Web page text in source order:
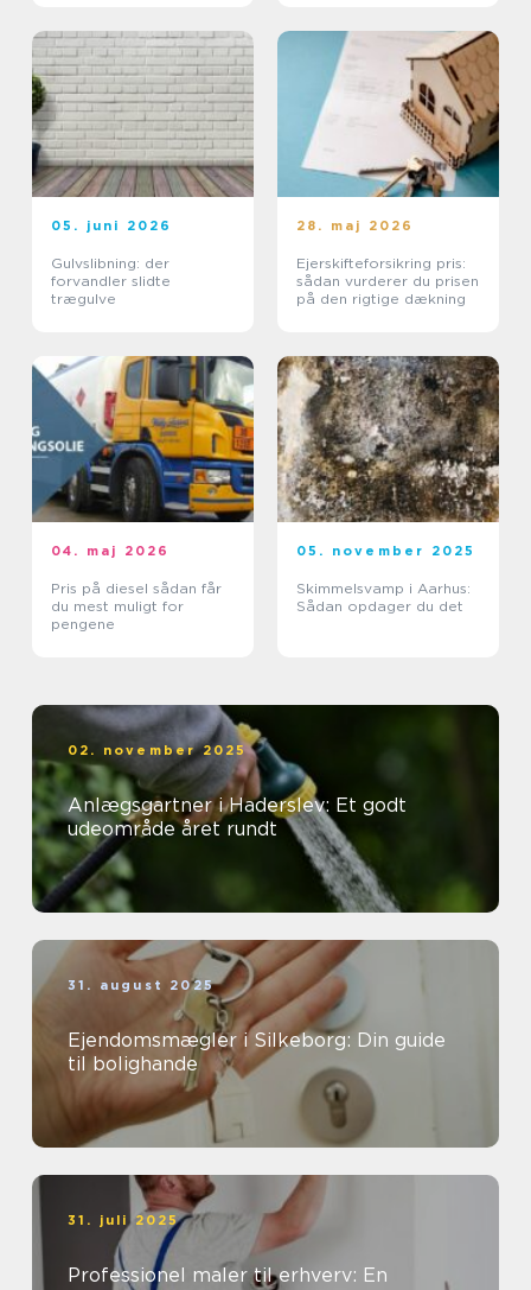
05. juni 2026
Gulvslibning: der
forvandler slidte
trægulve
28. maj 2026
Ejerskifteforsikring pris:
sådan vurderer du prisen
på den rigtige dækning
04. maj 2026
Pris på diesel sådan får
du mest muligt for
pengene
05. november 2025
Skimmelsvamp i Aarhus:
Sådan opdager du det
02. november 2025
Anlægsgartner i Haderslev: Et godt
udeområde året rundt
31. august 2025
Ejendomsmægler i Silkeborg: Din guide
til bolighande
31. juli 2025
Professionel maler til erhverv: En